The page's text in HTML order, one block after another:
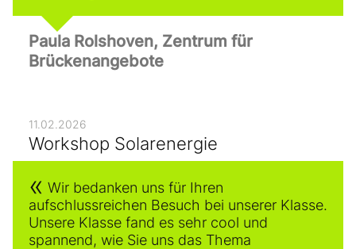
Paula Rolshoven, Zentrum für
Brückenangebote
11.02.2026
Workshop Solarenergie
Wir bedanken uns für Ihren
aufschlussreichen Besuch bei unserer Klasse.
Unsere Klasse fand es sehr cool und
spannend, wie Sie uns das Thema